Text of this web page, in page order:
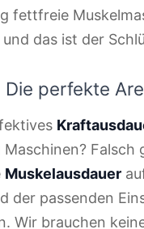
fettfreie
das ist der
Die perfekte
Muskelausdauer
der passenden
Wir brauchen